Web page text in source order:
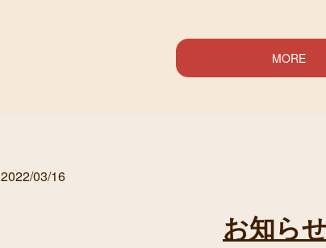
MORE
2022/03/16
お知らせ